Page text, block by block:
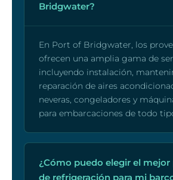
Bridgwater?
En Port of Bridgwater, los
ofrecen una amplia gama de
incluyendo instalación,
reparación de aires
neveras, congeladores y
para embarcaciones de todo
¿Cómo puedo elegir el
de refrigeración para mi